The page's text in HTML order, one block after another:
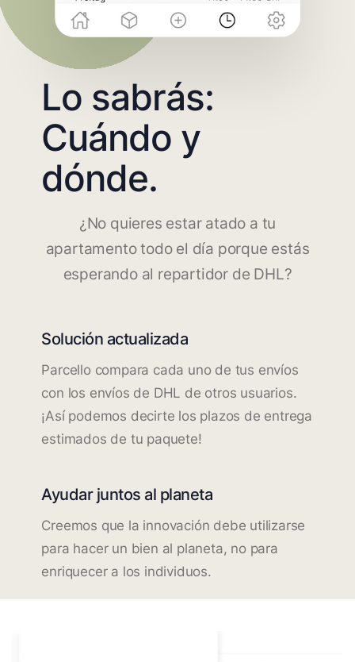
Lo sabrás:
Cuándo y
dónde.
¿No quieres estar atado a tu
apartamento todo el día porque estás
esperando al repartidor de DHL?
Solución actualizada
Parcello compara cada uno de tus envíos
con los envíos de DHL de otros usuarios.
¡Así podemos decirte los plazos de entrega
estimados de tu paquete!
Ayudar juntos al planeta
Creemos que la innovación debe utilizarse
para hacer un bien al planeta, no para
enriquecer a los individuos.